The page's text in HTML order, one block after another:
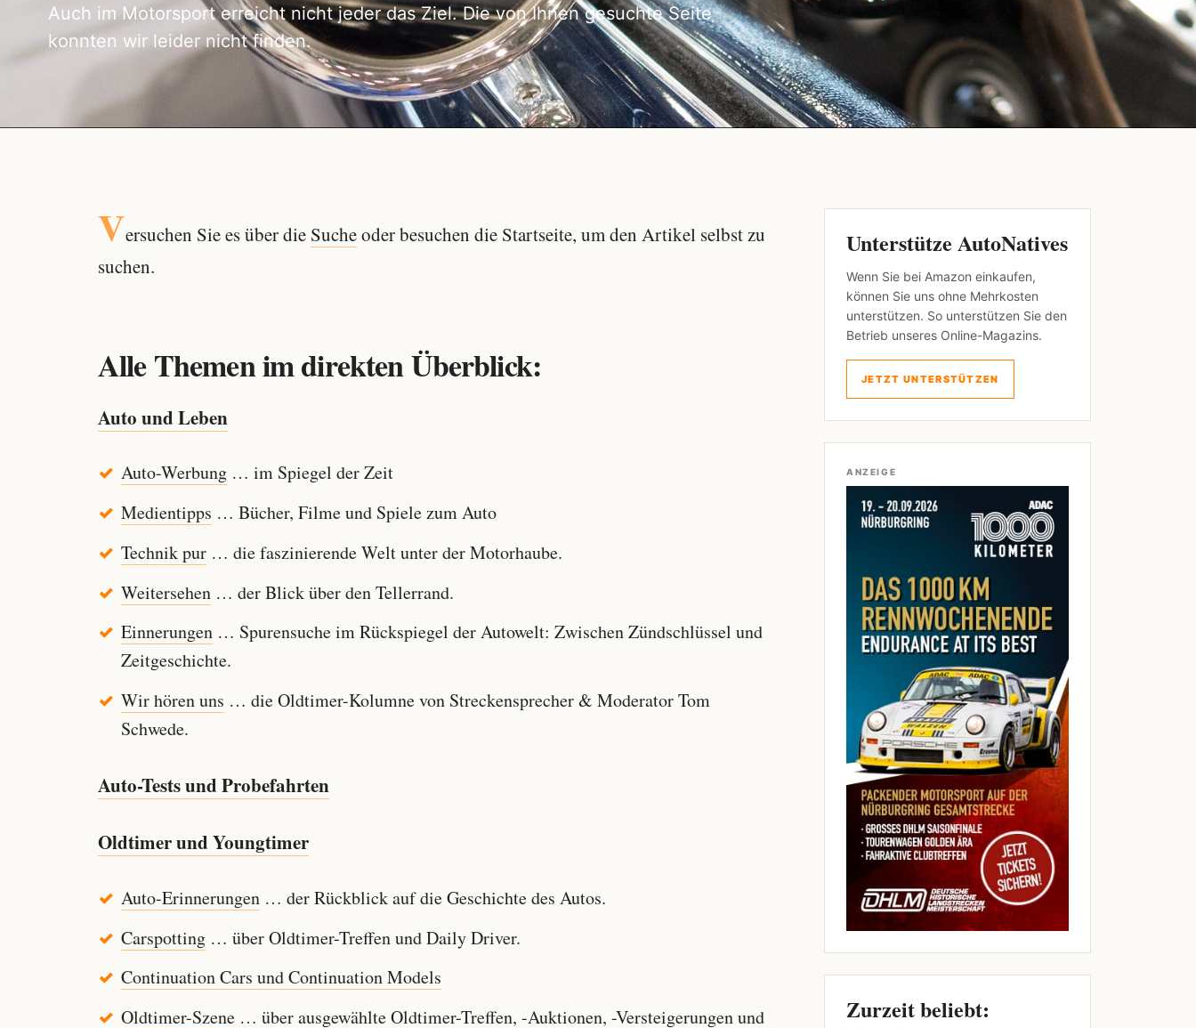
Auch im Motorsport erreicht nicht jeder das Ziel. Die von Ihnen gesuchte Seite
konnten wir leider nicht finden.
Versuchen Sie es über die Sucheoder besuchen die Startseite, um den Artikel selbst zu
suchen.
Alle Themen im direkten Überblick:
Auto und Leben
Auto-Werbung… im Spiegel der Zeit
Medientipps … Bücher, Filme und Spiele zum Auto
Technik pur… die faszinierende Welt unter der Motorhaube.
Weitersehen… der Blick über den Tellerrand.
Einnerungen… Spurensuche im Rückspiegel der Autowelt: Zwischen Zündschlüssel und
Zeitgeschichte.
Wir hören uns … die Oldtimer-Kolumne von Streckensprecher & Moderator Tom
Schwede.
Auto-Tests und Probefahrten
Oldtimer und Youngtimer
Auto-Erinnerungen… der Rückblick auf die Geschichte des Autos.
Carspotting… über Oldtimer-Treffen und Daily Driver.
Continuation Cars und Continuation Models
Oldtimer-Szene… über ausgewählte Oldtimer-Treffen, -Auktionen, -Versteigerungen und
Unterstütze AutoNatives
Wenn Sie bei Amazon einkaufen,
können Sie uns ohne Mehrkosten
unterstützen. So unterstützen Sie den
Betrieb unseres Online-Magazins.
JETZT UNTERSTÜTZEN
ANZEIGE
Zurzeit beliebt: